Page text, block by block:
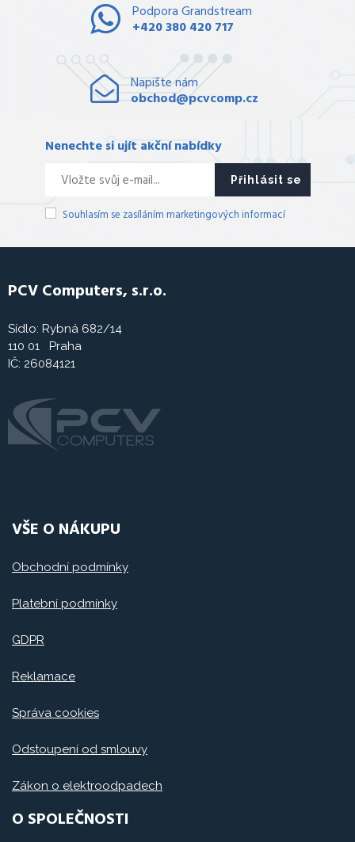
Podpora Grandstream
+420 380 420 717
Napište nám
obchod@pcvcomp.cz
Nenechte si ujít akční nabídky
Přihlásit se
Souhlasím se zasíláním marketingových informací
PCV Computers, s.r.o.
Sídlo: Rybná 682/14
110 01 Praha
IČ: 26084121
VŠE O NÁKUPU
Obchodní podmínky
Platební podmínky
GDPR
Reklamace
Správa cookies
Odstoupení od smlouvy
Zákon o elektroodpadech
O SPOLEČNOSTI